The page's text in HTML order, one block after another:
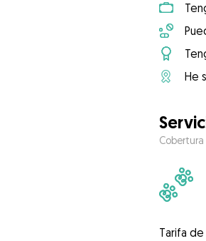
He
Tarifa